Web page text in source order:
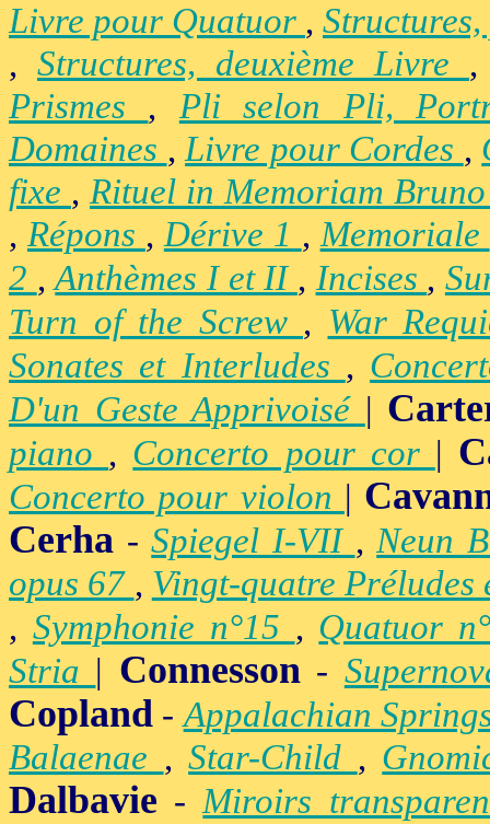
Livre pour Quatuor ,
, Structures, deuxième Livre
Prismes , Pli selon Pli,
Domaines ,Livre pour Cordes ,
fixe , Rituel in Memoriam
, Répons ,Dérive 1 ,Memoriale
2 ,Anthèmes I et II , Incises ,
Turn of the Screw , War
Sonates et Interludes ,
D'un Geste Apprivoisé |
piano , Concerto pour cor |
Concerto pour violon |
Cerha -Spiegel I-VII ,Neun
opus 67 , Vingt-quatre Préludes
, Symphonie n°15 , Quatuor
Stria | Connesson-
Copland -Appalachian
Balaenae ,Star-Child ,
Dalbavie -Miroirs